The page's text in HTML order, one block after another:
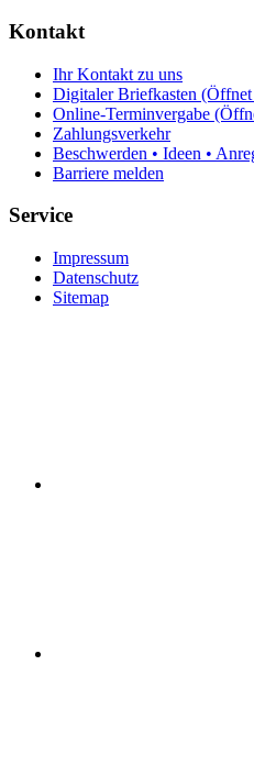
Kontakt
Ihr Kontakt zu uns
Digitaler Briefkasten (Öffnet
Online-Terminvergabe
Zahlungsverkehr
Beschwerden • Ideen •
Barriere melden
Service
Impressum
Datenschutz
Sitemap